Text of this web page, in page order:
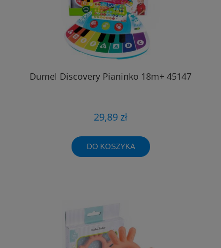
Dumel Discovery Pianinko 18m+ 45147
29,89 zł
DO KOSZYKA